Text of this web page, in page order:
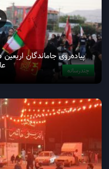
چندرسانه
پیاده‌روی جاماندگان